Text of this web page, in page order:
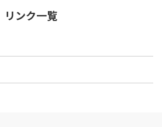
リンク一覧